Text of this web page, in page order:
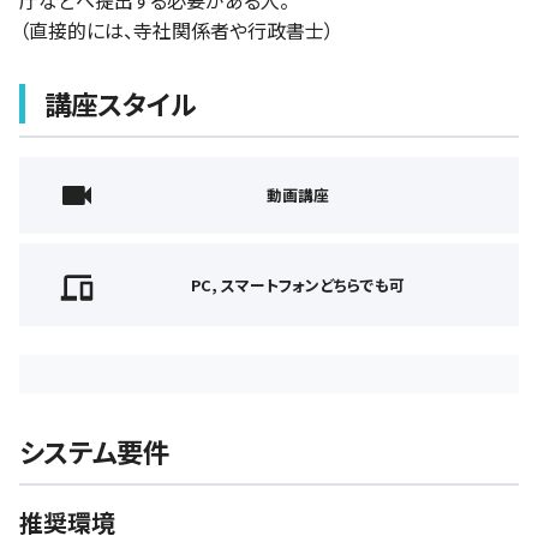
（直接的には、寺社関係者や行政書士）
講座スタイル
動画講座
PC, スマートフォンどちらでも可
システム要件
推奨環境